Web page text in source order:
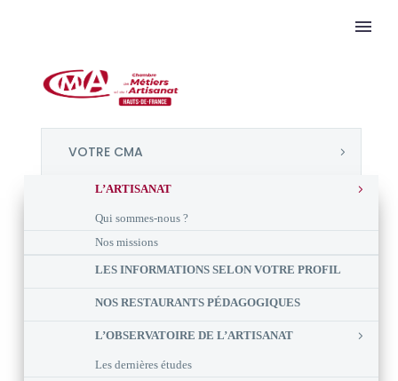
VOTRE CMA
L’ARTISANAT
Qui sommes-nous ?
Nos missions
LES INFORMATIONS SELON VOTRE PROFIL
NOS RESTAURANTS PÉDAGOGIQUES
L’OBSERVATOIRE DE L’ARTISANAT
Les dernières études